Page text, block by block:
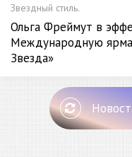
Звездный стиль.
Ольга Фреймут в
Международную
Звезда»